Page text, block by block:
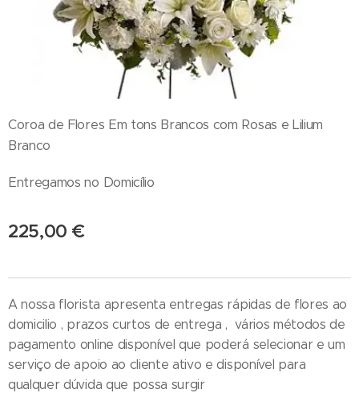
Coroa de Flores Em tons Brancos com Rosas e Lilium
Branco
Entregamos no Domicílio
225,00 €
A nossa florista apresenta entregas rápidas de flores ao
domicilio , prazos curtos de entrega , vários métodos de
pagamento online disponível que poderá selecionar e um
serviço de apoio ao cliente ativo e disponível para
qualquer dúvida que possa surgir